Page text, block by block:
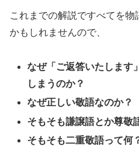
これまでの解説ですべてを
かもしれませんので、
なぜ「ご返答いたします
しまうのか？
なぜ正しい敬語なのか？
そもそも謙譲語とか尊敬
そもそも二重敬語って何